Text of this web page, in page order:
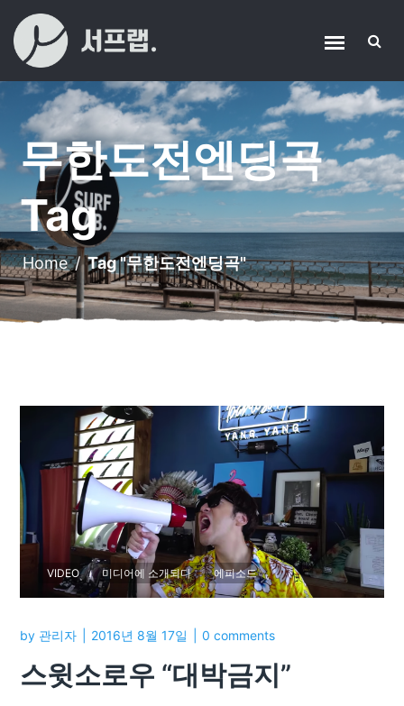
무한도전엔딩곡
Tag
Home/Tag "무한도전엔딩곡"
VIDEO 미디어에 소개되다 에피소드
by 관리자 2016년 8월 17일 0 comments
스윗소로우 “대박금지”